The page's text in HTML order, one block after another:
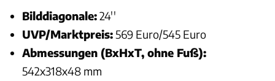
Bilddiagonale:24''
UVP/Marktpreis:569 Euro/545 Euro
Abmessungen (BxHxT, ohne Fuß):
542x318x48 mm